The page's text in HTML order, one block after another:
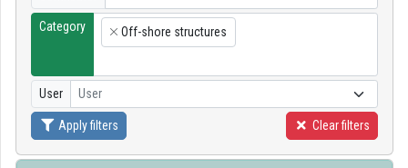
Categories
Organizations
Category
×
Off-shore structures
User User
Apply filters Clear filters